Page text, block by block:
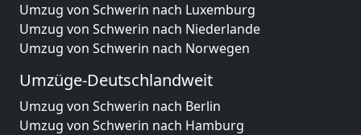
Umzug von Schwerin nach Luxemburg
Umzug von Schwerin nach Niederlande
Umzug von Schwerin nach Norwegen
Umzüge-Deutschlandweit
Umzug von Schwerin nach Berlin
Umzug von Schwerin nach Hamburg